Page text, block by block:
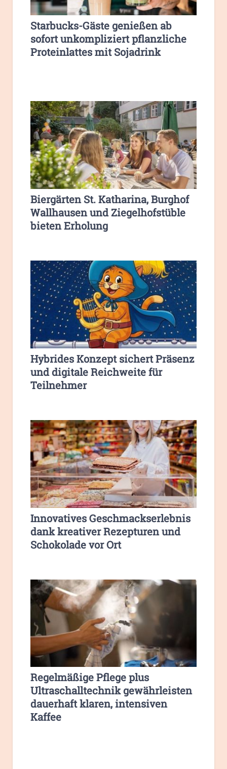
Starbucks-Gäste genießen ab
sofort unkompliziert pflanzliche
Proteinlattes mit Sojadrink
Biergärten St. Katharina, Burghof
Wallhausen und Ziegelhofstüble
bieten Erholung
Hybrides Konzept sichert Präsenz
und digitale Reichweite für
Teilnehmer
Innovatives Geschmackserlebnis
dank kreativer Rezepturen und
Schokolade vor Ort
Regelmäßige Pflege plus
Ultraschalltechnik gewährleisten
dauerhaft klaren, intensiven
Kaffee